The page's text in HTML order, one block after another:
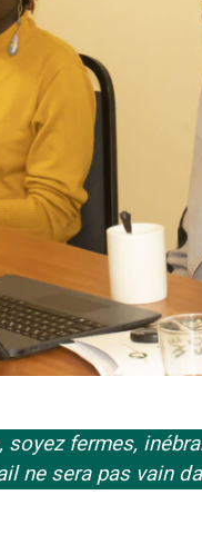
fermes,
ne sera pas vain